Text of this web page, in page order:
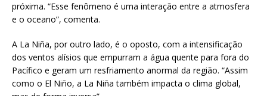
próxima. “Esse fenômeno é uma interação entre a atmosfera
e o oceano”, comenta.
A La Niña, por outro lado, é o oposto, com a intensificação
dos ventos alísios que empurram a água quente para fora do
Pacífico e geram um resfriamento anormal da região. “Assim
como o El Niño, a La Niña também impacta o clima global,